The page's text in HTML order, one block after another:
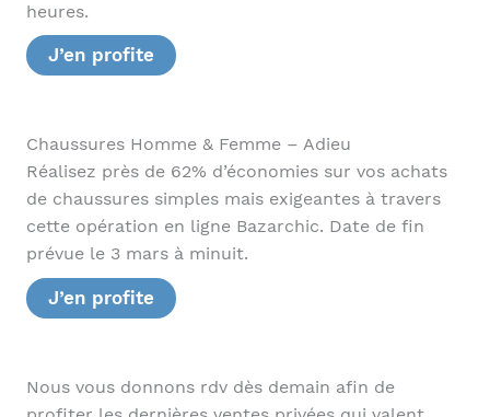
heures.
J’en profite
Chaussures Homme & Femme – Adieu
Réalisez près de 62% d’économies sur vos achats
de chaussures simples mais exigeantes à travers
cette opération en ligne Bazarchic. Date de fin
prévue le 3 mars à minuit.
J’en profite
Nous vous donnons rdv dès demain afin de